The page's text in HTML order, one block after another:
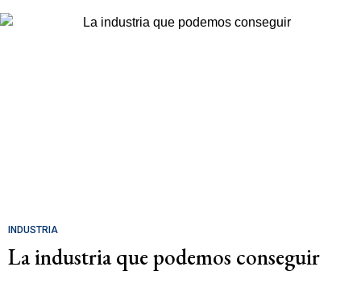
INDUSTRIA
La industria que podemos conseguir